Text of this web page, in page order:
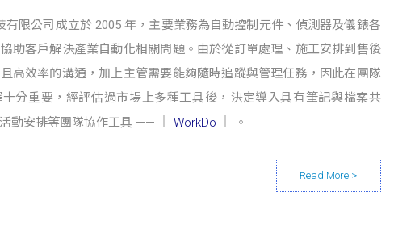
有限公司成立於 2005 年，主要業務為自動控制元件、偵測器及儀錶各
助客戶解決產業自動化相關問題。由於從訂單處理、施工安排到售後
高效率的溝通，加上主管需要能夠隨時追蹤與管理任務，因此在團隊
分重要，經評估過市場上多種工具後，決定導入具有筆記與檔案共
動安排等團隊協作工具 ——
WorkDo 。